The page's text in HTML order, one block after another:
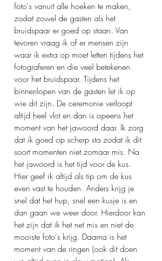
foto's vanuit alle hoeken te maken,
zodat zowel de gasten als het
bruidspaar er goed op staan. Van
tevoren vraag ik of er mensen zijn
waar ik extra op moet letten tijdens het
fotograferen en die veel betekenen
voor het bruidspaar. Tijdens het
binnenlopen van de gasten let ik op
wie dit zijn. De ceremonie verloopt
altijd heel vlot en dan is opeens het
moment van het jawoord daar. Ik zorg
dat ik goed op scherp sta zodat ik dit
soort momenten niet zomaar mis. Na
het jawoord is het tijd voor de kus.
Hier geef ik altijd als tip om de kus
even vast te houden. Anders krijg je
snel dat het hup, snel een kusje is en
dan gaan we weer door. Hierdoor kan
het zijn dat ik het net mis en niet de
mooiste foto's krijg. Daarna is het
moment van de ringen (ook dit doen